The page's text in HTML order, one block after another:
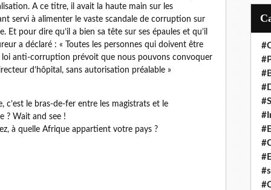
A ce titre, il avait la haute main sur les
servi à alimenter le vaste scandale de corruption sur
Et pour dire qu’il a bien sa tête sur ses épaules et qu’il
a déclaré : « Toutes les personnes qui doivent être
loi anti-corruption prévoit que nous pouvons convoquer
d’hôpital, sans autorisation préalable »
le bras-de-fer entre les magistrats et le
? Wait and see !
à quelle Afrique appartient votre pays ?